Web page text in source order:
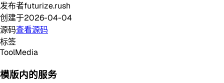
发布者futurize.rush
创建于2026-04-04
源码查看源码
标签
ToolMedia
模版内的服务